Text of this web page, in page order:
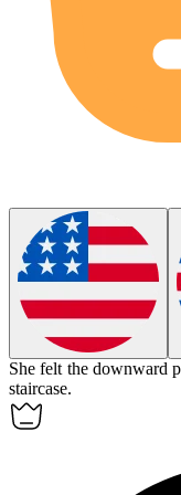
She felt the downward
staircase.